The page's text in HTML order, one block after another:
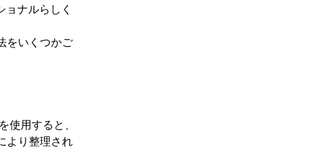
ナルらしく
をいくつかご
を使用すると、
より整理され